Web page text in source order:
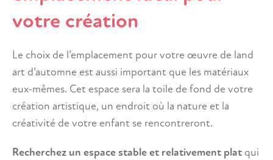
votre création
Le choix de l’emplacement pour votre œuvre de land
art d’automne est aussi important que les matériaux
eux-mêmes. Cet espace sera la toile de fond de votre
création artistique, un endroit où la nature et la
créativité de votre enfant se rencontreront.
Recherchez un espace stable et relativement plat qui